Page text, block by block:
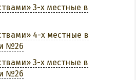
3-х местные в
4-х местные в
№26
3-х местные в
№26